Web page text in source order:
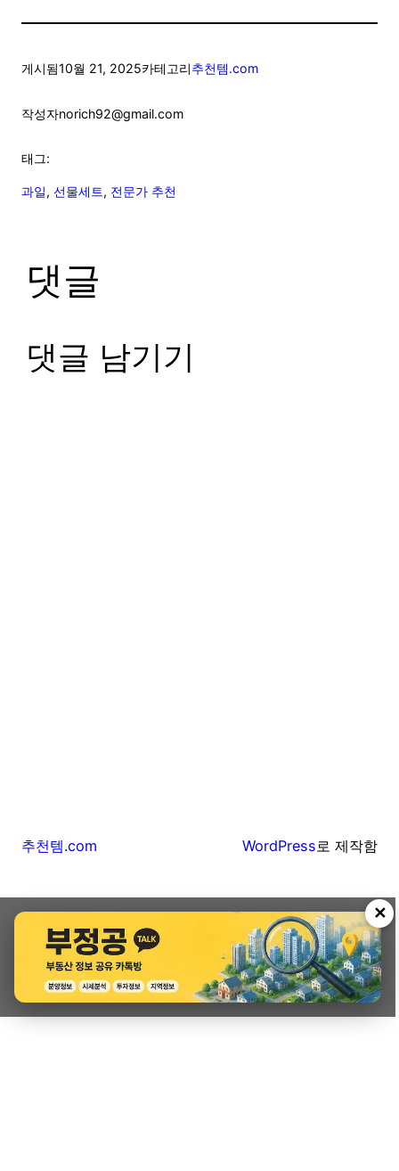
게시됨10월 21, 2025카테고리추천템.com
작성자norich92@gmail.com
태그:
과일, 선물세트, 전문가 추천
댓글
댓글 남기기
추천템.com WordPress로 제작함
✕